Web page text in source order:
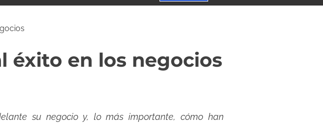
éxito en los negocios
su negocio y, lo más importante, cómo han